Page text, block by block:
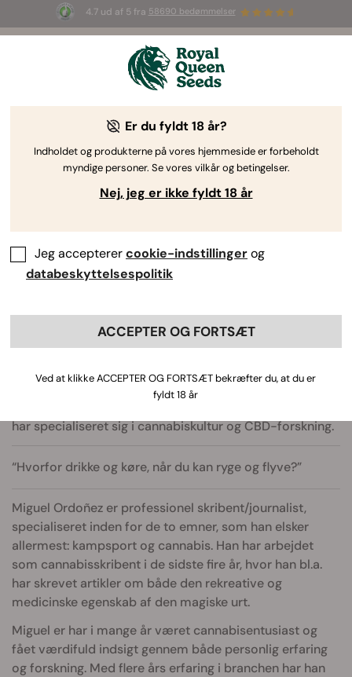
4.7 ud af 5 fra 58690 bedømmelser
3 White Widow Auto frøGRATIS til de
Cannabisjournalist
Miguel Ordoñez
Jeg skriver om: Cannabisforskning,
cannabis-popkultur
Miguel Ordoñez
Uddannelse:
har specialiseret sig i cannabiskultur og CBD-forskning.
“Hvorfor drikke og køre, når du kan ryge og flyve?”
Miguel Ordoñez er professionel skribent/journalist,
specialiseret inden for de to emner, som han elsker
allermest: kampsport og cannabis. Han har arbejdet
som cannabisskribent i de sidste fire år, hvor han bl.a.
har skrevet artikler om både den rekreative og
medicinske egenskab af den magiske urt.
Miguel er har i mange år været cannabisentusiast og
fået værdifuld indsigt gennem både personlig erfaring
og forskning. Med flere års erfaring i branchen har han
Er du fyldt 18 år?
Indholdet og produkterne på vores hjemmeside er forbeholdt
myndige personer. Se vores vilkår og betingelser.
Nej, jeg er ikke fyldt 18 år
Jeg accepterercookie-indstillingerog
databeskyttelsespolitik
ACCEPTER OG FORTSÆT
Ved at klikke ACCEPTER OG FORTSÆT bekræfter du, at du er
fyldt 18 år